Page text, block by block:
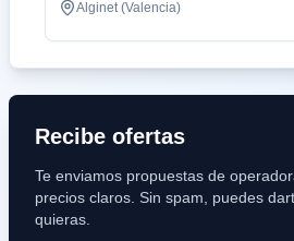
Alginet (Valencia)
Recibe ofertas
Te enviamos propuestas de
precios claros. Sin spam, puedes
quieras.